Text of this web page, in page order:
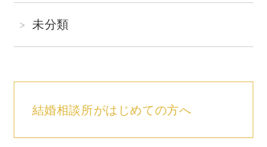
未分類
結婚相談所がはじめての方へ